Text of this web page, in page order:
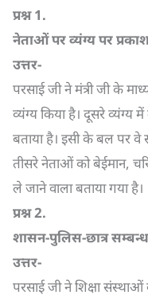
प्रश्न1.
नेताओं पर व्यंग्य पर
उत्तर-
परसाई जी ने मंत्री जी के
व्यंग्य किया है। दूसरे व्यंग्य
बताया है। इसी के बल पर वे
तीसरे नेताओं को बेईमान,
ले जाने वाला बताया गया है।
प्रश्न2.
शासन-पुलिस-छात्र
उत्तर-
परसाई जी ने शिक्षा संस्थाओं